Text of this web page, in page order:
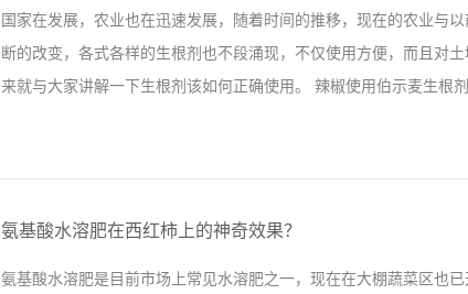
到今年一直使用的伯示麦生根剂，在没有使用前，和邻家的猕猴桃
了，叶片又厚又绿，结的桃子也是又大又多，看到今年这么好的猕
自己的果园使用伯示麦生根剂和市场上普通复合肥做对比试验，虽
国家在发展，农业也在迅速发展，随着时间的推移，现在的农业与
断的改变，各式各样的生根剂也不段涌现，不仅使用方便，而且对
来就与大家讲解一下生根剂该如何正确使用。 辣椒使用伯示麦生根
是也在地里铺上滴灌设备，开始找一些滴灌肥去使用，对于滴灌肥
量不算大，但效果非常明显，使用伯示麦生根剂的地块，辣椒须根
氨基酸水溶肥在西红柿上的神奇效果？
氨基酸水溶肥是目前市场上常见水溶肥之一，现在在大棚蔬菜区也